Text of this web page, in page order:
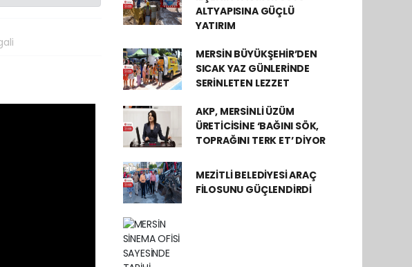
ALTYAPISINA GÜÇLÜ
YATIRIM
MERSİN BÜYÜKŞEHİR’DEN
SICAK YAZ GÜNLERİNDE
SERİNLETEN LEZZET
AKP, MERSİNLİ ÜZÜM
ÜRETİCİSİNE ‘BAĞINI SÖK,
TOPRAĞINI TERK ET’ DİYOR
MEZİTLİ BELEDİYESİ ARAÇ
FİLOSUNU GÜÇLENDİRDİ